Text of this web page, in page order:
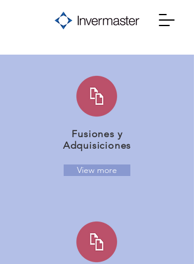
Fusiones y
Adquisiciones
View more